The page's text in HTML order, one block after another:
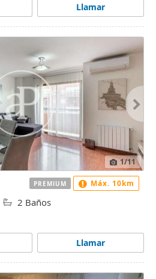
Llamar
1/11
2 Baños
Llamar
PREMIUM Máx. 10km